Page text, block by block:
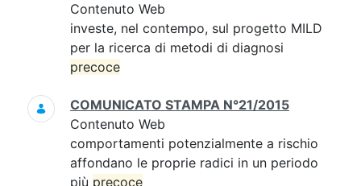
Contenuto Web
investe, nel contempo, sul progetto MILD
per la ricerca di metodi di diagnosi
precoce
COMUNICATO STAMPA N°21/2015
Contenuto Web
comportamenti potenzialmente a rischio
affondano le proprie radici in un periodo
più precoce